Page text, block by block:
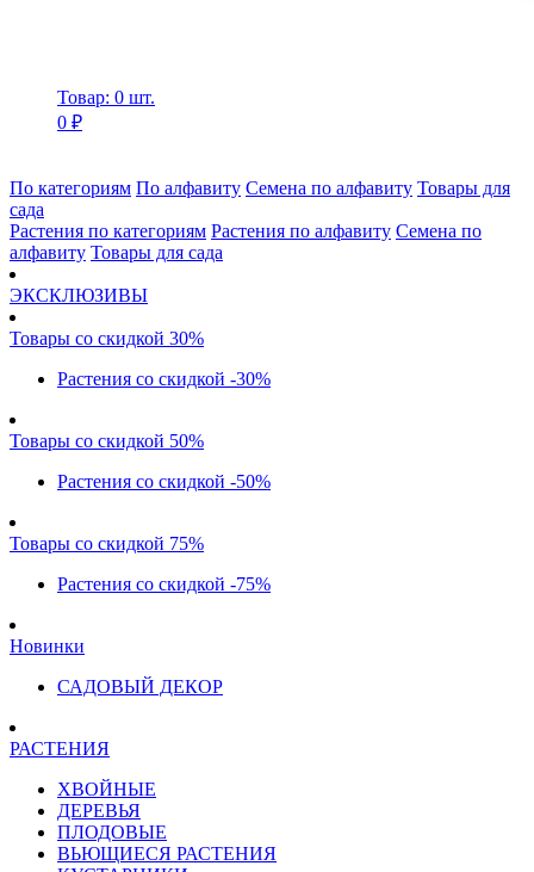
Товар: 0 шт.
0 ₽
По категориям По алфавиту Семена по алфавиту Товары для
сада
Растения по категориям Растения по алфавиту Семена по
алфавиту Товары для сада
ЭКСКЛЮЗИВЫ
Товары со скидкой 30%
Растения со скидкой -30%
Товары со скидкой 50%
Растения со скидкой -50%
Товары со скидкой 75%
Растения со скидкой -75%
Новинки
САДОВЫЙ ДЕКОР
РАСТЕНИЯ
ХВОЙНЫЕ
ДЕРЕВЬЯ
ПЛОДОВЫЕ
ВЬЮЩИЕСЯ РАСТЕНИЯ